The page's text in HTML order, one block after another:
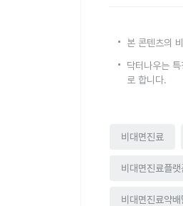
본 콘텐츠의
닥터나우는
로 합니다.
비대면진료
비대면진료플랫
비대면진료약배